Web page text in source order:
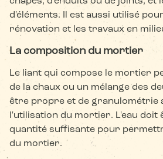
d'éléments. Il est aussi utilisé
rénovation et les travaux en
La composition du mortier
Le liant qui compose le mortier
de la chaux ou un mélange des
être propre et de granulométrie
l'utilisation du mortier. L'eau doit
quantité suffisante pour
du mortier.